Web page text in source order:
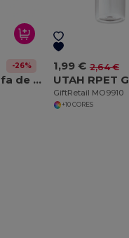
-26%
PRAGA Garrafa de vidro 470ml
1,99 € 2,64 €
GiftRetail MO9910
+10 CORES